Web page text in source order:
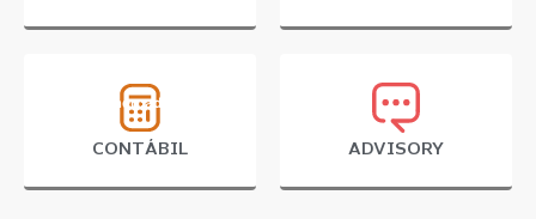
Supermercados
CONTÁBIL ADVISORY